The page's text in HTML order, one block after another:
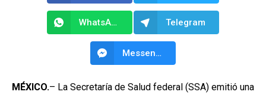
WhatsApp Telegram
Messenger
MÉXICO.– La Secretaría de Salud federal (SSA) emitió una